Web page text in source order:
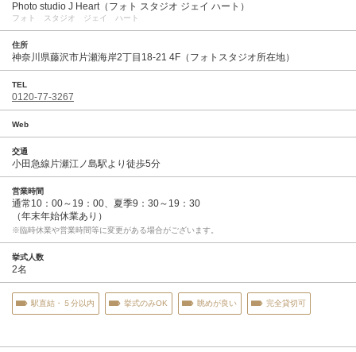
Photo studio J Heart（フォト スタジオ ジェイ ハート）
フォト スタジオ ジェイ ハート
住所
神奈川県藤沢市片瀬海岸2丁目18-21 4F（フォトスタジオ所在地）
TEL
0120-77-3267
Web
交通
小田急線片瀬江ノ島駅より徒歩5分
営業時間
通常10：00～19：00、夏季9：30～19：30
（年末年始休業あり）
※臨時休業や営業時間等に変更がある場合がございます。
挙式人数
2名
駅直結・５分以内 挙式のみOK 眺めが良い 完全貸切可